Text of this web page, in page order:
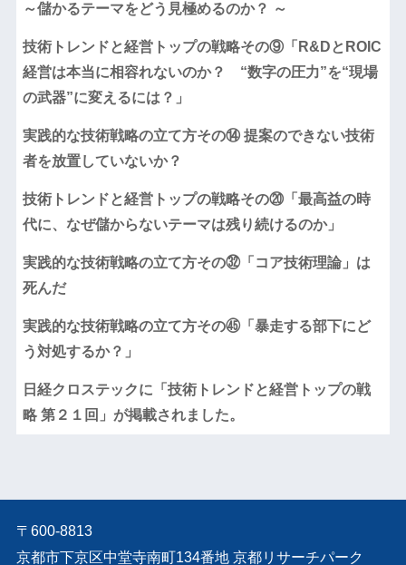
～儲かるテーマをどう見極めるのか？ ～
技術トレンドと経営トップの戦略その⑨「R&DとROIC
経営は本当に相容れないのか？ “数字の圧力”を“現場
の武器”に変えるには？」
実践的な技術戦略の立て方その⑭ 提案のできない技術
者を放置していないか？
技術トレンドと経営トップの戦略その⑳「最高益の時
代に、なぜ儲からないテーマは残り続けるのか」
実践的な技術戦略の立て方その㉜「コア技術理論」は
死んだ
実践的な技術戦略の立て方その㊺「暴走する部下にど
う対処するか？」
日経クロステックに「技術トレンドと経営トップの戦
略 第２１回」が掲載されました。
〒600-8813
京都市下京区中堂寺南町134番地 京都リサーチパーク